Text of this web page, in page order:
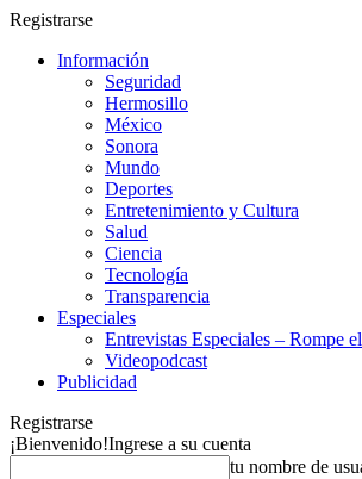
Registrarse
Información
Seguridad
Hermosillo
México
Sonora
Mundo
Deportes
Entretenimiento y Cultura
Salud
Ciencia
Tecnología
Transparencia
Especiales
Entrevistas Especiales – Rompe
Videopodcast
Publicidad
Registrarse
¡Bienvenido!Ingrese a su cuenta
tu nombre de